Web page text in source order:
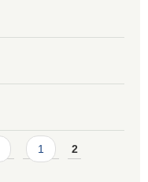
1 2